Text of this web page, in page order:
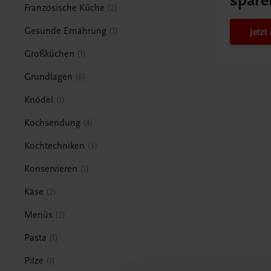
Französische Küche 2
Gesunde Ernährung 1
Großküchen 1
Grundlagen 6
Knödel 1
Kochsendung 4
Kochtechniken 3
Konservieren 1
Käse 2
Menüs 2
Pasta 1
Pilze 1
Jetzt